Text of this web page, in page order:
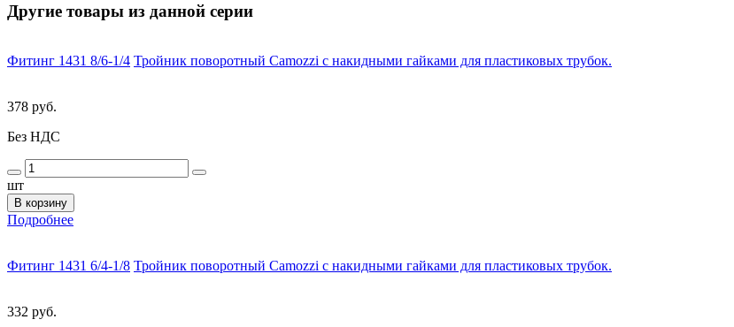
Другие товары из данной серии
Фитинг 1431 8/6-1/4 Тройник поворотный Camozzi с накидными гайками для пластиковых трубок.
378 руб.
Без НДС
шт
В корзину
Подробнее
Фитинг 1431 6/4-1/8 Тройник поворотный Camozzi с накидными гайками для пластиковых трубок.
332 руб.